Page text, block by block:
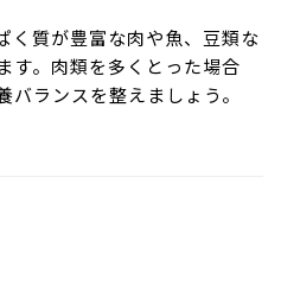
く質が豊富な肉や魚、豆類な
す。肉類を多くとった場合
バランスを整えましょう。